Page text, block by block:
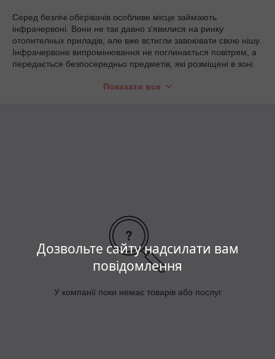
Дозвольте сайту надсилати вам
повідомлення
Серед безлічі обігрівачів особливе місце займають
інфрачервоні. Вони не так давно з'явилися на ринку
отопителных приладів, але вже встигли завоювати свою нішу.
Інфрачервоне випромінювання не поглинається повітрям, а
передається безпосередньо предметів, які розміщені в зоні
прямим, а більш звичне для нас, конвекційне – непрямими.
Показати все
У компанії поки немає товарів або послуг